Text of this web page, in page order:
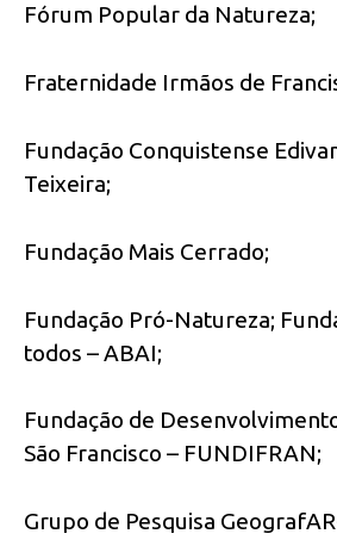
Fórum Popular da Natureza;
Fraternidade Irmãos de
Fundação Conquistense
Teixeira;
Fundação Mais Cerrado;
Fundação Pró-Natureza;
todos – ABAI;
Fundação de
São Francisco – FUNDIFRAN;
Grupo de Pesquisa